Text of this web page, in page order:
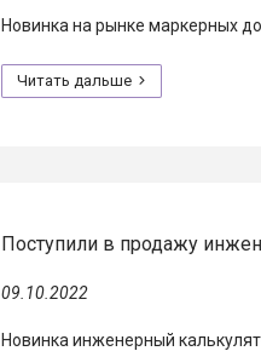
Новинка на рынке маркерных
Поступили в продажу
09.10.2022
Новинка инженерный